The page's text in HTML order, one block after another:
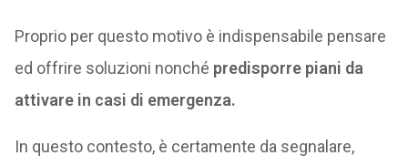
Proprio per questo motivo è indispensabile pensare
ed offrire soluzioni nonché predisporre piani da
attivare in casi di emergenza.
In questo contesto, è certamente da segnalare,